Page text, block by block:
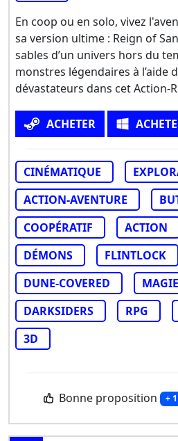
En coop ou en solo, vivez
sa version ultime : Reign of
sables d’un univers hors du
monstres légendaires à l’aide
dévastateurs dans cet Action-
ACHETER
CINÉMATIQUE
ACTION-AVENTURE
COOPÉRATIF
ACTION
DÉMONS
FLINTLOCK
DUNE-COVERED
MAGIE
DARKSIDERS
RPG
3D
Bonne proposition + 1